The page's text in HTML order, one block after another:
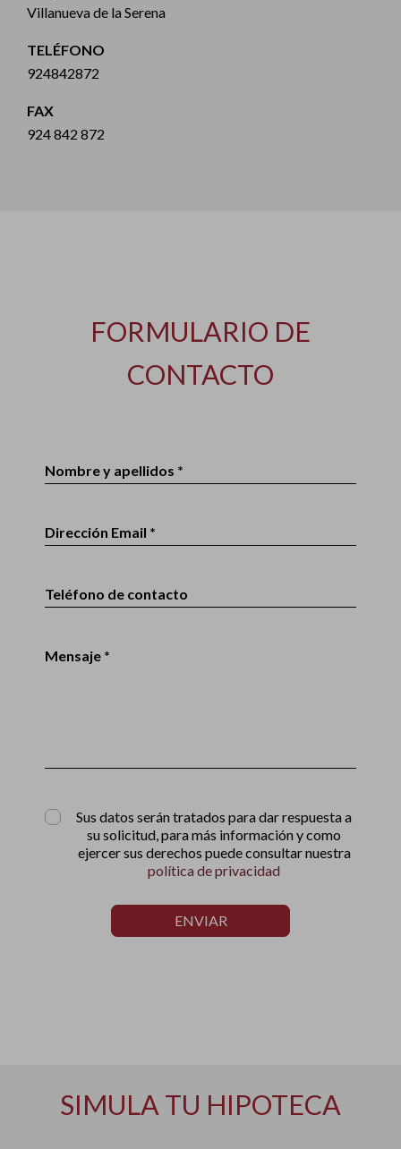
Villanueva de la Serena
TELÉFONO
924842872
FAX
924 842 872
FORMULARIO DE
CONTACTO
Nombre y apellidos *
Dirección Email *
Teléfono de contacto
Mensaje *
Sus datos serán tratados para dar respuesta a
su solicitud, para más información y como
ejercer sus derechos puede consultar nuestra
política de privacidad
ENVIAR
SIMULA TU HIPOTECA